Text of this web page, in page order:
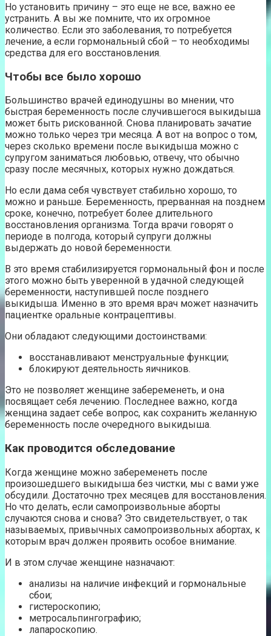
Но установить причину – это еще не все, важно ее
устранить. А вы же помните, что их огромное
количество. Если это заболевания, то потребуется
лечение, а если гормональный сбой – то необходимы
средства для его восстановления.
Чтобы все было хорошо
Большинство врачей единодушны во мнении, что
быстрая беременность после случившегося выкидыша
может быть рискованной. Снова планировать зачатие
можно только через три месяца. А вот на вопрос о том,
через сколько времени после выкидыша можно с
супругом заниматься любовью, отвечу, что обычно
сразу после месячных, которых нужно дождаться.
Но если дама себя чувствует стабильно хорошо, то
можно и раньше. Беременность, прерванная на позднем
сроке, конечно, потребует более длительного
восстановления организма. Тогда врачи говорят о
периоде в полгода, который супруги должны
выдержать до новой беременности.
В это время стабилизируется гормональный фон и после
этого можно быть уверенной в удачной следующей
беременности, наступившей после позднего
выкидыша. Именно в это время врач может назначить
пациентке оральные контрацептивы.
Они обладают следующими достоинствами:
восстанавливают менструальные функции;
блокируют деятельность яичников.
Это не позволяет женщине забеременеть, и она
посвящает себя лечению. Последнее важно, когда
женщина задает себе вопрос, как сохранить желанную
беременность после очередного выкидыша.
Как проводится обследование
Когда женщине можно забеременеть после
произошедшего выкидыша без чистки, мы с вами уже
обсудили. Достаточно трех месяцев для восстановления.
Но что делать, если самопроизвольные аборты
случаются снова и снова? Это свидетельствует, о так
называемых, привычных самопроизвольных абортах, к
которым врач должен проявить особое внимание.
И в этом случае женщине назначают:
анализы на наличие инфекций и гормональные
сбои;
гистероскопию;
метросальпингографию;
лапароскопию.